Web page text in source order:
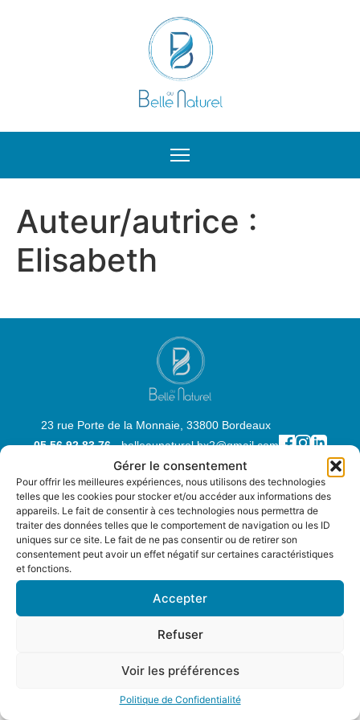
Gérer le consentement
Pour offrir les meilleures expériences, nous utilisons des technologies
telles que les cookies pour stocker et/ou accéder aux informations des
appareils. Le fait de consentir à ces technologies nous permettra de
traiter des données telles que le comportement de navigation ou les ID
uniques sur ce site. Le fait de ne pas consentir ou de retirer son
consentement peut avoir un effet négatif sur certaines caractéristiques
et fonctions.
Accepter
Refuser
Voir les préférences
Politique de Confidentialité
Aller
contenu
Auteur/autrice :
Elisabeth
23 rue Porte de la Monnaie, 33800 Bordeaux
05 56 92 83 76- belleaunaturel.bx2@gmail.com
Mar, Jeu, Ven, Sam -9h00 - 19h30
Politique de Confidentialité|Mentions Légales|Conditions Générales
de Vente-© 2026 BELLE AU NATUREL